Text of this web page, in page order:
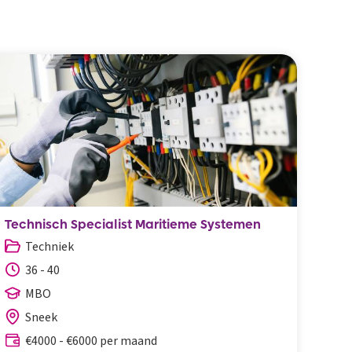
Technisch Specialist Maritieme Systemen
Techniek
36 - 40
MBO
Sneek
€4000 - €6000 per maand